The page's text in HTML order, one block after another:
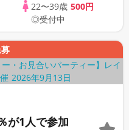
22〜39歳 500円
◎受付中
が1人で参加